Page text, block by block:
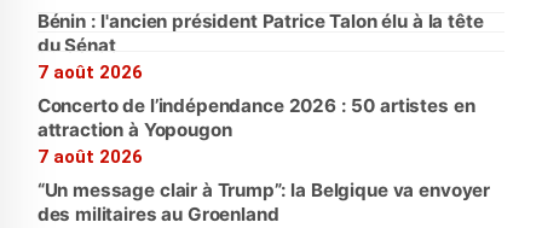
Bénin : l'ancien président Patrice Talon élu à la tête
du Sénat
7 août 2026
Concerto de l’indépendance 2026 : 50 artistes en
attraction à Yopougon
7 août 2026
“Un message clair à Trump”: la Belgique va envoyer
des militaires au Groenland